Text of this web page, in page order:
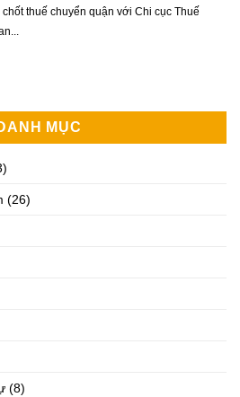
thuế chuyển quận với Chi cục Thuế
MỤC
(26)
(8)